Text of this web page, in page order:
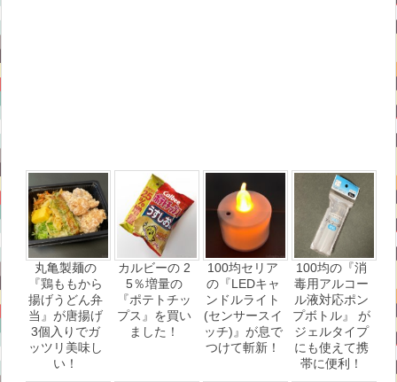
丸亀製麺の
『鶏ももから
揚げうどん弁
当』が唐揚げ
3個入りでガ
ッツリ美味し
い！
カルビーの 2
5％増量の
『ポテトチッ
プス』を買い
ました！
100均セリア
の『LEDキャ
ンドルライト
(センサースイ
ッチ)』が息で
つけて斬新！
100均の『消
毒用アルコー
ル液対応ポン
プボトル』 が
ジェルタイプ
にも使えて携
帯に便利！